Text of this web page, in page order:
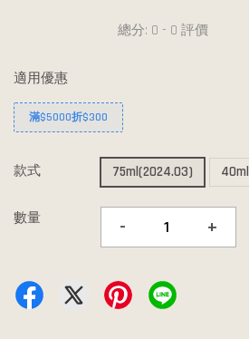
總分: 0 - 0 評價
適用優惠
滿$5000折$300
款式 75ml(2024.03) 40ml
數量 - +